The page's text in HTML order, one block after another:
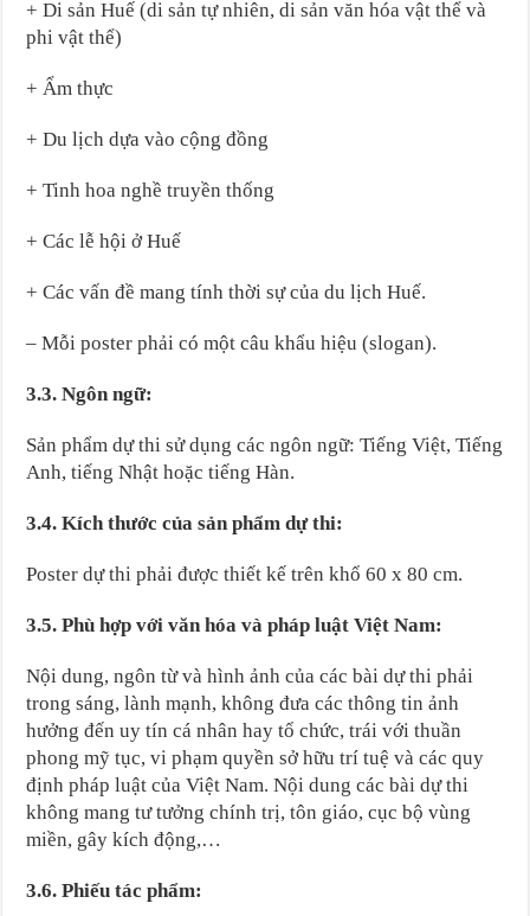
+ Di sản Huế (di sản tự nhiên, di sản văn hóa vật thể và
phi vật thể)
+ Ẩm thực
+ Du lịch dựa vào cộng đồng
+ Tinh hoa nghề truyền thống
+ Các lễ hội ở Huế
+ Các vấn đề mang tính thời sự của du lịch Huế.
– Mỗi poster phải có một câu khẩu hiệu (slogan).
3.3. Ngôn ngữ:
Sản phẩm dự thi sử dụng các ngôn ngữ: Tiếng Việt, Tiếng
Anh, tiếng Nhật hoặc tiếng Hàn.
3.4. Kích thước của sản phẩm dự thi:
Poster dự thi phải được thiết kế trên khổ 60 x 80 cm.
3.5. Phù hợp với văn hóa và pháp luật Việt Nam:
Nội dung, ngôn từ và hình ảnh của các bài dự thi phải
trong sáng, lành mạnh, không đưa các thông tin ảnh
hưởng đến uy tín cá nhân hay tổ chức, trái với thuần
phong mỹ tục, vi phạm quyền sở hữu trí tuệ và các quy
định pháp luật của Việt Nam. Nội dung các bài dự thi
không mang tư tưởng chính trị, tôn giáo, cục bộ vùng
miền, gây kích động,…
3.6. Phiếu tác phẩm: